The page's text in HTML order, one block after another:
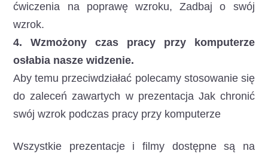
ćwiczenia na poprawę wzroku, Zadbaj o swój
wzrok.
4. Wzmożony czas pracy przy komputerze
osłabia nasze widzenie.
Aby temu przeciwdziałać polecamy stosowanie się
do zaleceń zawartych w prezentacja Jak chronić
swój wzrok podczas pracy przy komputerze
Wszystkie prezentacje i filmy dostępne są na